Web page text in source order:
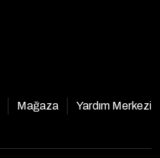
Mağaza Yardım Merkezi